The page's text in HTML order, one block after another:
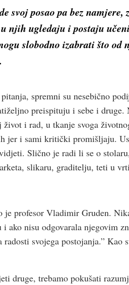
svoj posao pa bez
njih ugledaju i postaju
slobodno izabrati što
spremni su nesebično
preispituju i sebe i
život i rad, u tkanje svoga
jer i sami kritički promišljaju.
Slično je radi li se o
slikaru, graditelju, teti u
profesor Vladimir Gruden.
i ako nisu odgovarala
svojega postojanja.” Kao
druge, trebamo pokušati